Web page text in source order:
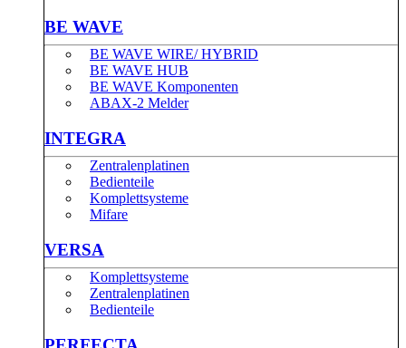
BE WAVE
BE WAVE WIRE/ HYBRID
BE WAVE HUB
BE WAVE Komponenten
ABAX-2 Melder
INTEGRA
Zentralenplatinen
Bedienteile
Komplettsysteme
Mifare
VERSA
Komplettsysteme
Zentralenplatinen
Bedienteile